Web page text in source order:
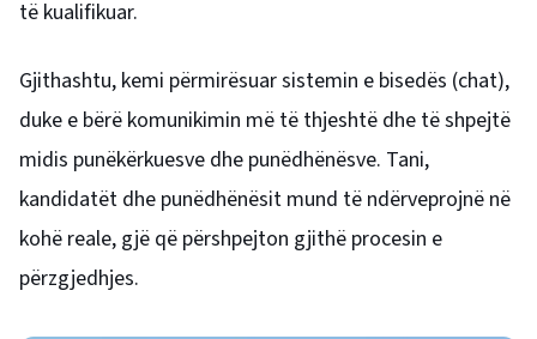
të kualifikuar.
Gjithashtu, kemi përmirësuar sistemin e bisedës (chat),
duke e bërë komunikimin më të thjeshtë dhe të shpejtë
midis punëkërkuesve dhe punëdhënësve. Tani,
kandidatët dhe punëdhënësit mund të ndërveprojnë në
kohë reale, gjë që përshpejton gjithë procesin e
përzgjedhjes.